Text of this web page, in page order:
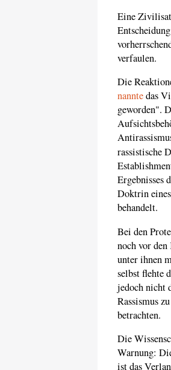
Eine
verfaulen.
Die
nanntedas
geworden".
rassistische
Ergebnisses
Doktrin
behandelt.
Bei den
noch vor
unter ihnen
selbst flehte
jedoch nicht
Rassismus
betrachten.
Die
Warnung:
ist das